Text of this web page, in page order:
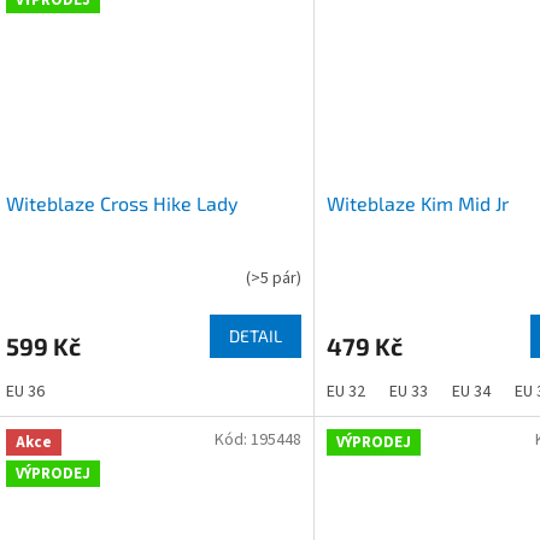
Witeblaze Cross Hike Lady
(>5 pár)
599 Kč DETAIL
EU 36
Witeblaze Kim Mid Jr
479 Kč
EU 32 EU 33 EU 34 EU
Akce
VÝPRODEJ
Kód: 195448 VÝPRODEJ